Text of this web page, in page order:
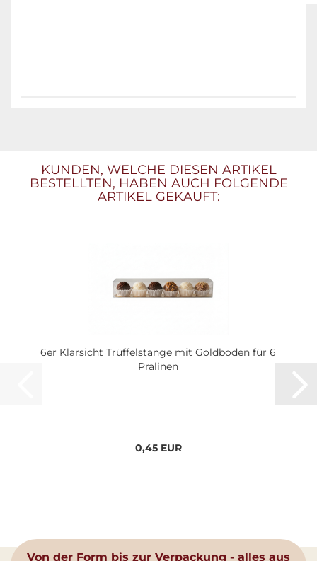
KUNDEN, WELCHE DIESEN ARTIKEL
BESTELLTEN, HABEN AUCH FOLGENDE
ARTIKEL GEKAUFT:
6er Klarsicht Trüffelstange mit Goldboden für 6
Pralinen
0,45 EUR
Von der Form bis zur Verpackung - alles aus